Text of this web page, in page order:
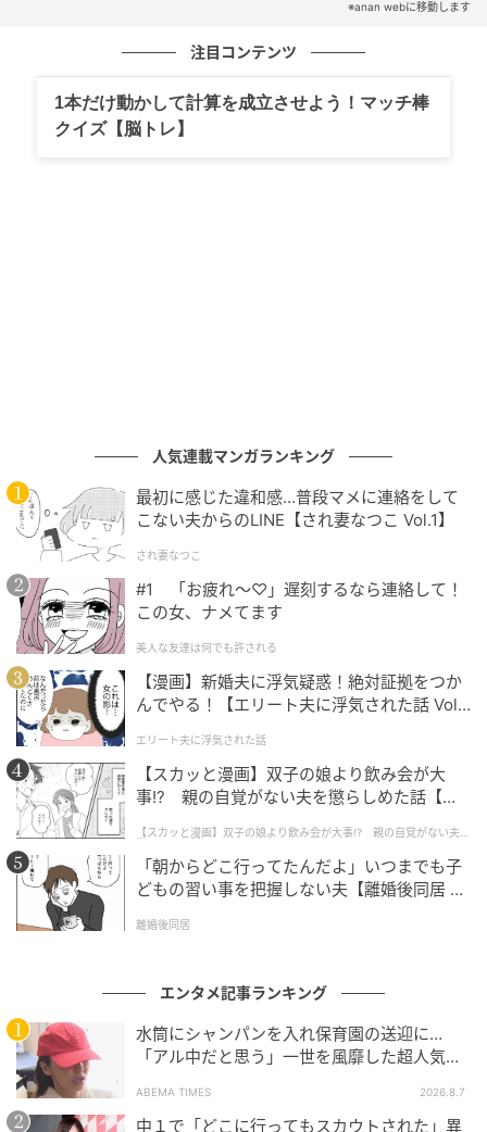
① 部屋の湿度は50％をキープ
管理しやすくなった気がします。ゆったりした服が好
きだったデビュー前に比べて、4㎏も痩せました」
③ 筋膜ローラーでストレッチ
「高校生の頃からずっと続けているのがストレッチ。
姿勢や寝相があんまり良くないせいか、巻き肩になり
やすいんです。背中が凝り固まっていると巻き肩にな
りやすいという話を聞いたので、毎日筋膜ローラーを
使って背中を中心にほぐすようにしています」
ポーチの中、見せてください！
※anan webに移動します
注目コンテンツ
1本だけ動かして計算を成立させよう！マッチ棒
クイズ【脳トレ】
人気連載マンガランキング
最初に感じた違和感…普段マメに連絡をして
こない夫からのLINE【され妻なつこ Vol.1】
され妻なつこ
#1 「お疲れ〜♡」遅刻するなら連絡して！
この女、ナメてます
美人な友達は何でも許される
【漫画】新婚夫に浮気疑惑！絶対証拠をつか
んでやる！【エリート夫に浮気された話 Vol.
エリート夫に浮気された話
【スカッと漫画】双子の娘より飲み会が大
事!? 親の自覚がない夫を懲らしめた話【第1
【スカッと漫画】双子の娘より飲み会が大事!? 親の自覚がない夫を
懲らしめた話
「朝からどこ行ってたんだよ」いつまでも子
どもの習い事を把握しない夫【離婚後同居 Vo
離婚後同居
エンタメ記事ランキング
水筒にシャンパンを入れ保育園の送迎に…
「アル中だと思う」一世を風靡した超人気タ
ABEMA TIMES 2026.8.7
中１で「どこに行ってもスカウトされた」異